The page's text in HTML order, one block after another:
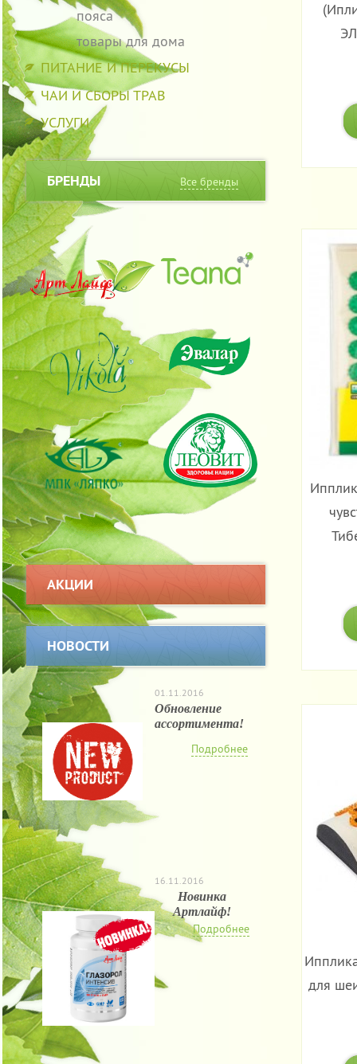
пояса
товары для дома
ПИТАНИЕ И ПЕРЕКУСЫ
ЧАИ И СБОРЫ ТРАВ
УСЛУГИ
БРЕНДЫ Все бренды
АКЦИИ
НОВОСТИ
01.11.2016
Обновление
ассортимента!
Подробнее
16.11.2016
Новинка
Артлайф!
Подробнее
для